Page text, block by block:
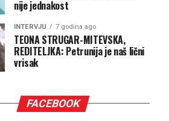
nije jednakost
INTERVJU 7 godina ago
TEONA STRUGAR-MITEVSKA,
REDITELJKA: Petrunija je naš lični
vrisak
FACEBOOK